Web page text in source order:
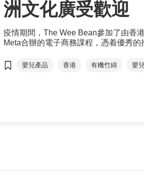
洲文化廣受歡迎
疫情期間，The Wee Bean參加了由香
Meta合辦的電子商務課程，憑着優秀
品。
嬰兒產品 香港 有機竹綿 嬰